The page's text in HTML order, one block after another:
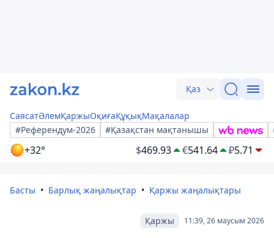
Қаз
СаясатӘлемҚаржыОқиғаҚұқықМақалалар
#Референдум-2026
#Қазақстан мақтанышы
+32° $469.93 €541.64 ₽5.71
Басты Барлық жаңалықтар Қаржы жаңалықтары
11:39, 26 маусым 2026
Қаржы